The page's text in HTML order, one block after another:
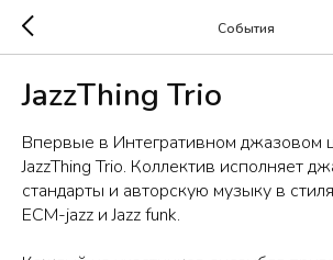
События
JazzThing Trio
Впервые в Интегративном джазовом
JazzThing Trio. Коллектив исполняет
стандарты и авторскую музыку в
ECM-jazz и Jazz funk.